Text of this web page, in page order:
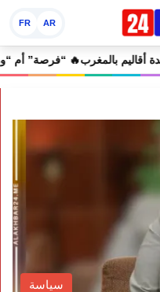
AR
FR
سياسة